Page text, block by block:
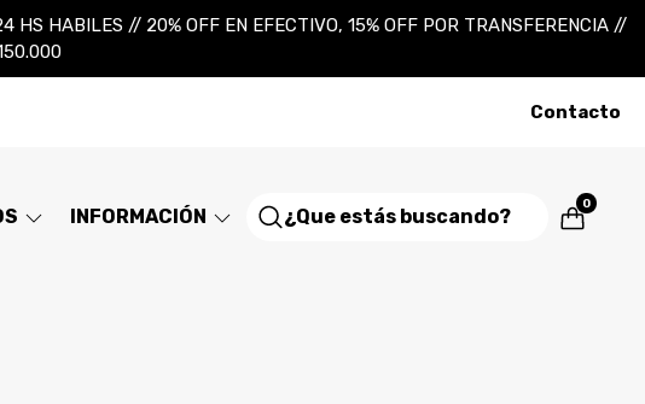
HABILES // 20% OFF EN EFECTIVO, 15% OFF POR TRANSFERENCIA //
Contacto
INFORMACIÓN
0